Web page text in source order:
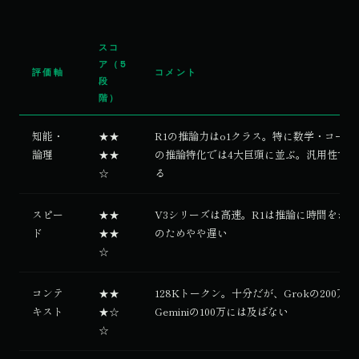
評価軸
スコ
ア（5
段
階）
コメント
知能・
論理
★★
★★
☆
R1の推論力はo1クラス。特に数学・コーデ
の推論特化では4大巨頭に並ぶ。汎用性で
る
スピー
ド
★★
★★
☆
V3シリーズは高速。R1は推論に時間をか
のためやや遅い
コンテ
キスト
★★
★☆
☆
128Kトークン。十分だが、Grokの200万・
Geminiの100万には及ばない